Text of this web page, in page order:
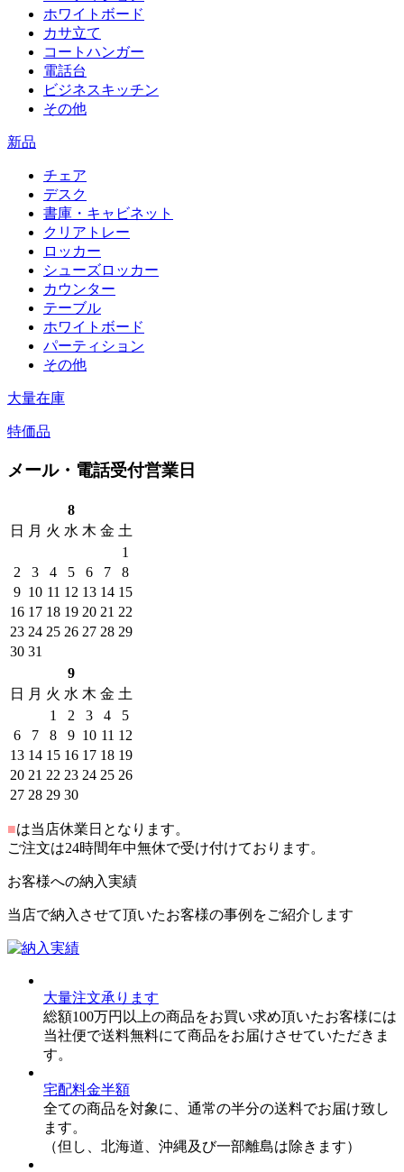
ホワイトボード
カサ立て
コートハンガー
電話台
ビジネスキッチン
その他
新品
チェア
デスク
書庫・キャビネット
クリアトレー
ロッカー
シューズロッカー
カウンター
テーブル
ホワイトボード
パーティション
その他
大量在庫
特価品
メール・電話受付営業日
8
日
月 火 水 木 金 土
1
2
3 4 5 6 7
8
9 10 11 12 13 14 15
16 17 18 19 20 21 22
23 24 25 26 27 28 29
30 31
9
日
月 火 水 木 金 土
1
2 3 4
5
6
7 8 9 10 11 12
13 14 15 16 17 18 19
20 21 22 23 24 25 26
27 28 29 30
■は当店休業日となります。
ご注文は24時間年中無休で受け付けております。
お客様への納入実績
当店で納入させて頂いたお客様の事例をご紹介します
大量注文承ります
総額100万円以上の商品をお買い求め頂いたお客様には
当社便で送料無料にて商品をお届けさせていただきま
す。
宅配料金半額
全ての商品を対象に、通常の半分の送料でお届け致し
ます。
（但し、北海道、沖縄及び一部離島は除きます）